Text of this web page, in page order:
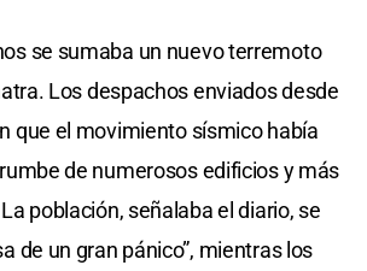
se sumaba un nuevo terremoto
Los despachos enviados desde
que el movimiento sísmico había
de numerosos edificios y más
población, señalaba el diario, se
de un gran pánico”, mientras los